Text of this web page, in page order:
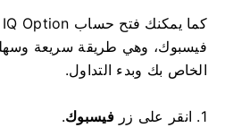
فيسبوك، وهي طريقة سريعة
الخاص بك وبدء التداول.
1. انقر على زر فيسبوك.